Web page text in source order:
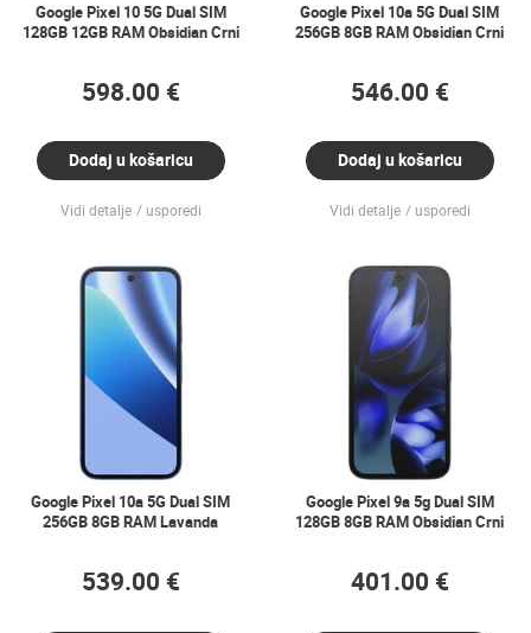
Google Pixel 10 5G Dual SIM
128GB 12GB RAM Obsidian Crni
598.00 €
Dodaj u košaricu
Vidi detalje usporedi
Google Pixel 10a 5G Dual SIM
256GB 8GB RAM Obsidian Crni
546.00 €
Dodaj u košaricu
Vidi detalje usporedi
Google Pixel 10a 5G Dual SIM
256GB 8GB RAM Lavanda
539.00 €
Google Pixel 9a 5g Dual SIM
128GB 8GB RAM Obsidian Crni
401.00 €